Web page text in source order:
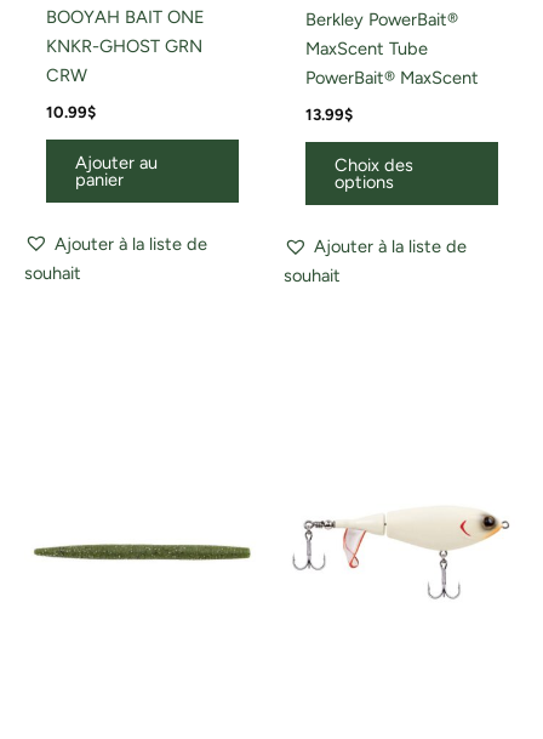
BOOYAH BAIT ONE
KNKR-GHOST GRN
CRW
10.99$
Ajouter au
panier
Ajouter à la liste de
souhait
Berkley PowerBait®
MaxScent Tube
PowerBait® MaxScent
13.99$
Choix des
options
Ajouter à la liste de
souhait
options
peuvent
Les